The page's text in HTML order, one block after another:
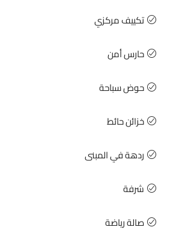
تكييف مركزي
حارس أمن
حوض سباحة
خزائن حائط
ردهة في المبنى
شرفة
صالة رياضة